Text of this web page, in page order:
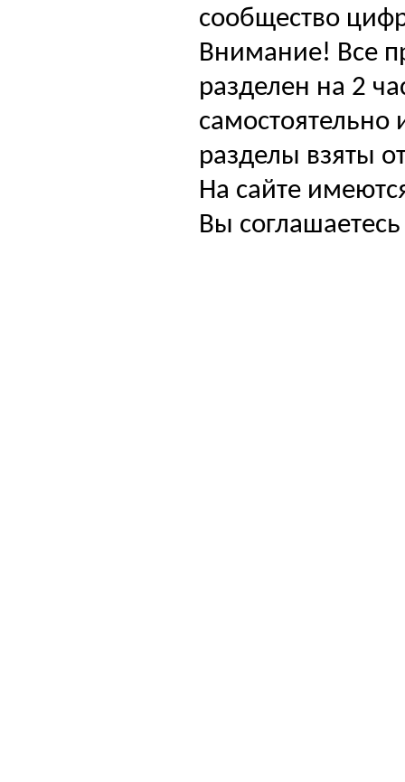
сообщество
Внимание! Все
разделен на 2
самостоятельно
разделы взяты
На сайте
Вы